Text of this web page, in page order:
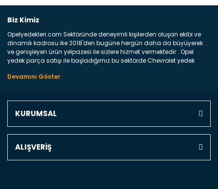
Yorum Yaz
Biz Kimiz
Opelyedekleri.com Sektöründe deneyimli kişilerden oluşan ekibi ve
dinamik kadrosu ike 2018'den bugüne hergün daha da büyüyerek
ve genişleyen ürün yelpazesi ile sizlere hizmet vermektedir . Opel
yedek parça satışı ile başladığımız bu sektörde Chevrolet yedek
marka araçların ve FCA Grubun Fiat ve Alfa Romeo yedek parça
Türkiyenin 4 bir yanına ve uluslarası dünyanın dört bir yanına
parça gelebilir ancak bunları biraz toparlarsak aşağıda belirttiğimiz
KURUMSAL
ALIŞVERİŞ